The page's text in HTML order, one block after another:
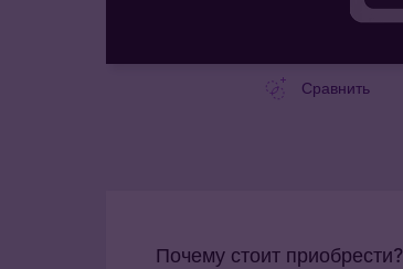
Сравнить
Почему стоит приобрести?